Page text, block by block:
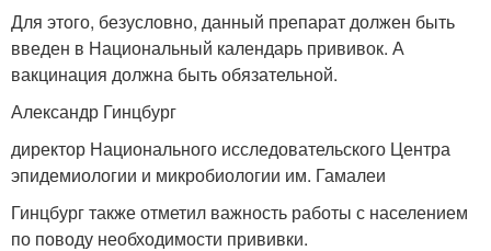
Для этого, безусловно, данный препарат должен быть
введен в Национальный календарь прививок. А
вакцинация должна быть обязательной.
Александр Гинцбург
директор Национального исследовательского Центра
эпидемиологии и микробиологии им. Гамалеи
Гинцбург также отметил важность работы с населением
по поводу необходимости прививки.